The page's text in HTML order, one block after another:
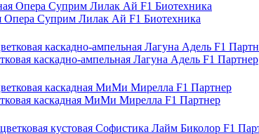
Опера Суприм Лилак Ай F1 Биотехника
каскадно-ампельная Лагуна Адель F1 Партнер
каскадная МиМи Мирелла F1 Партнер